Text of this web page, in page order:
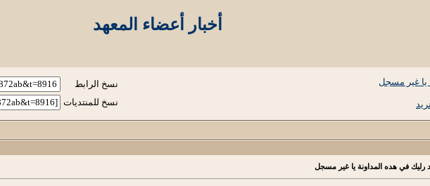
أخبار أعضاء المعهد
يا غير مسجل
نريد
نسخ الرابط
نسخ للمنتديات
رليك في هده المداونة يا غير مسجل